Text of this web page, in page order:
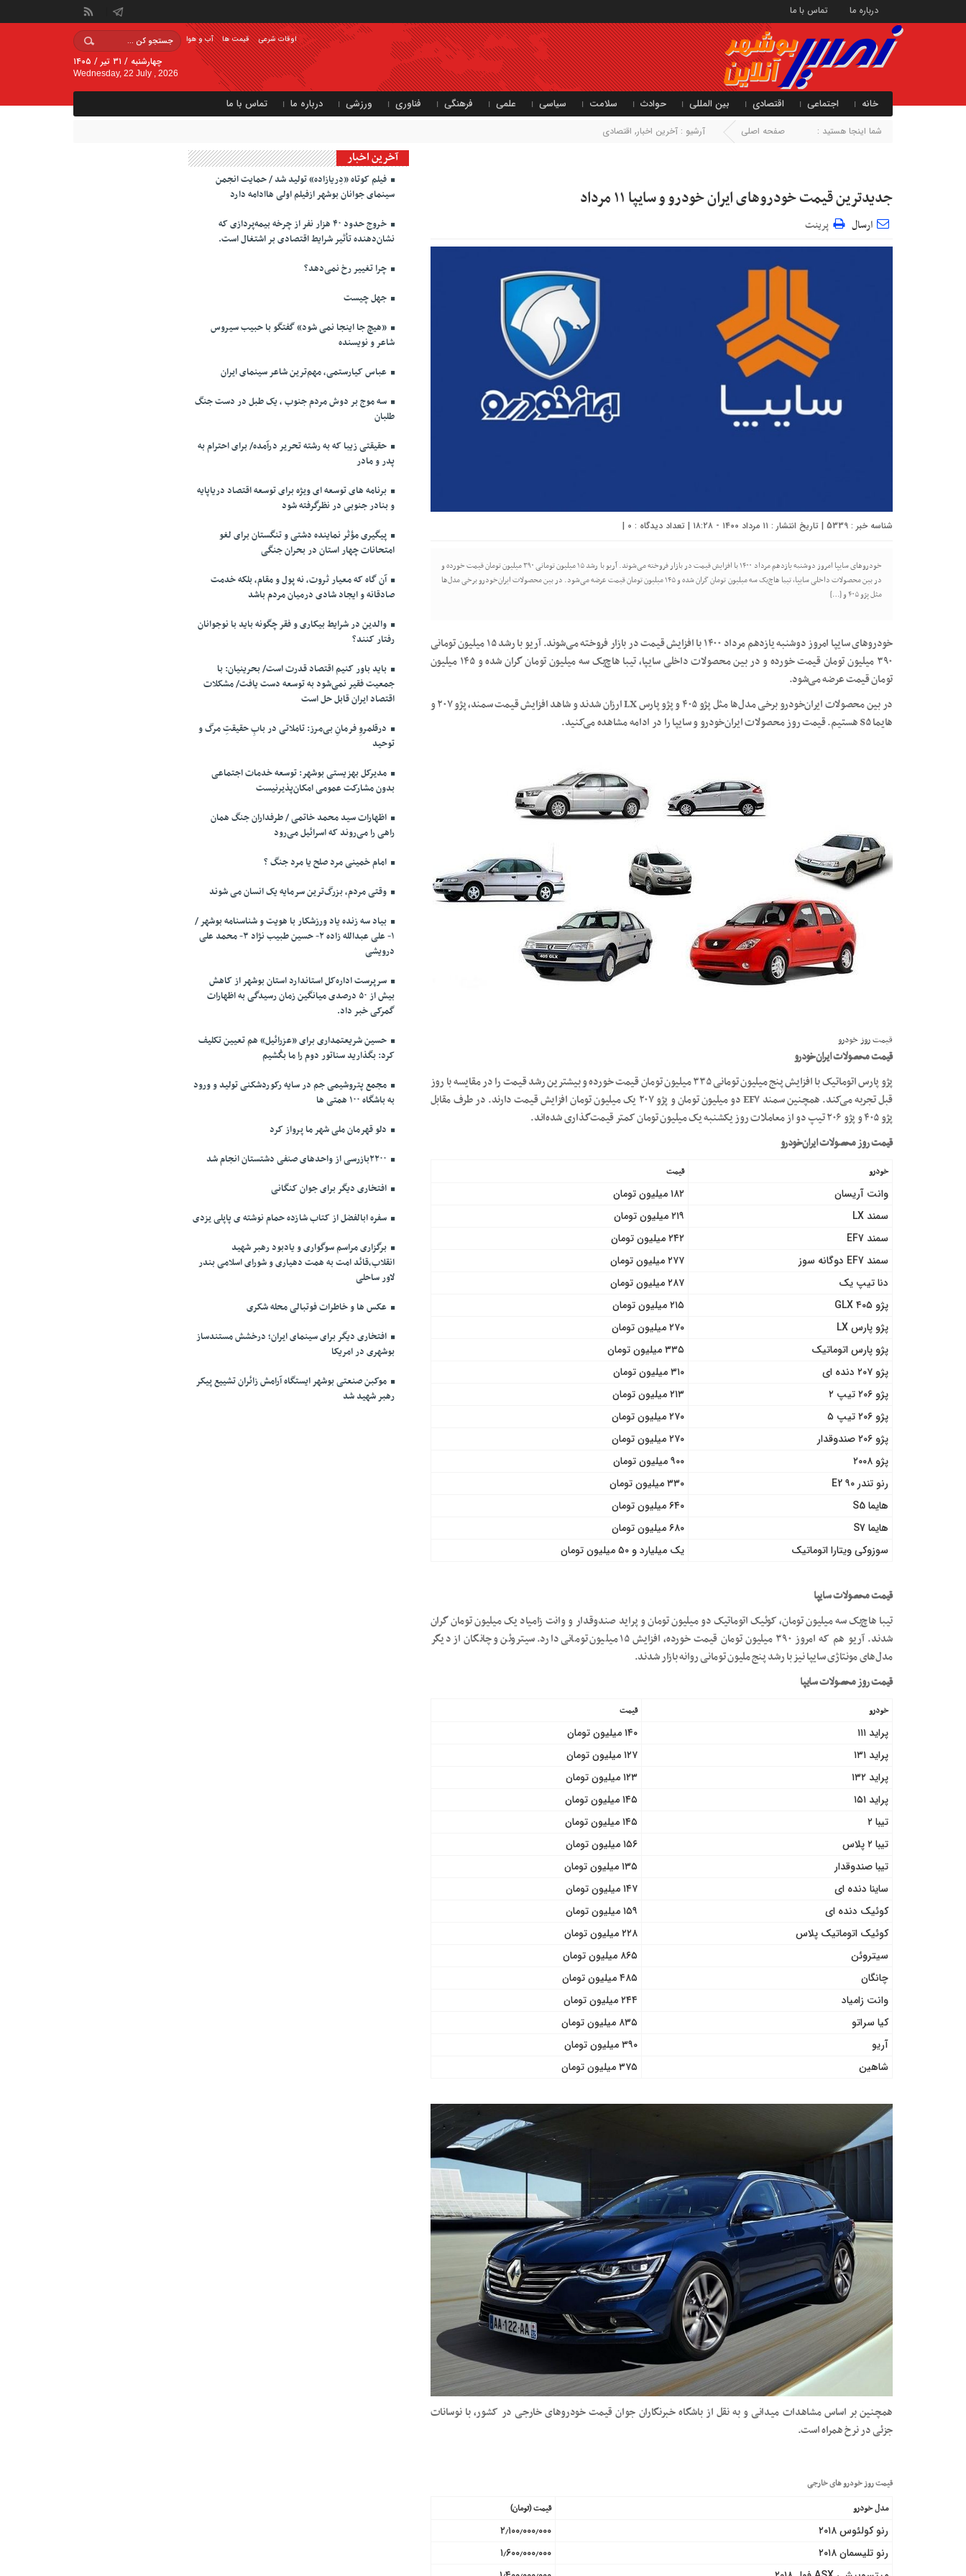
درباره ما تماس با ما
آب و هوا قیمت ها اوقات شرعی
چهارشنبه / ۳۱ تیر / ۱۴۰۵
Wednesday, 22 July , 2026
خانه اجتماعی اقتصادی بین المللی حوادث سلامت سیاسی علمی فرهنگی فناوری ورزشی درباره ما تماس با ما
شما اینجا هستید : صفحه اصلی آرشیو : آخرین اخبار, اقتصادی
جدیدترین قیمت خودروهای ایران خودرو و سایپا ۱۱ مرداد
ارسال پرینت
شناسه خبر : 5339 | تاریخ انتشار : ۱۱ مرداد ۱۴۰۰ - ۱۸:۲۸ | تعداد دیدگاه : 0
|
خودرو‌های سایپا امروز دوشنبه یازدهم مرداد ۱۴۰۰ با افزایش قیمت در بازار فروخته می‌شوند. آریو با رشد ۱۵ میلیون تومانی ۳۹۰ میلیون تومان قیمت خورده و
در بین محصولات داخلی سایپا، تیبا هاچ‌بک سه میلیون تومان گران شده و ۱۴۵ میلیون تومان قیمت عرضه می‌شود. در بین محصولات ایران‌خودرو برخی مدل‌ها
مثل پژو ۴۰۵ و […]
خودرو‌های سایپا امروز دوشنبه یازدهم مرداد ۱۴۰۰ با افزایش قیمت در بازار فروخته می‌شوند. آریو با رشد ۱۵ میلیون تومانی
۳۹۰ میلیون تومان قیمت خورده و در بین محصولات داخلی سایپا، تیبا هاچ‌بک سه میلیون تومان گران شده و ۱۴۵ میلیون
تومان قیمت عرضه می‌شود.
در بین محصولات ایران‌خودرو برخی مدل‌ها مثل پژو ۴۰۵ و پژو پارس LX ارزان شدند و شاهد افزایش قیمت سمند، پژو ۲۰۷ و
هایما S۵ هستیم. قیمت روز محصولات ایران‌خودرو و سایپا را در ادامه مشاهده می‌کنید.
قیمت روز خودرو
قیمت محصولات ایران‌خودرو
پژو پارس اتوماتیک با افزایش پنج میلیون تومانی ۳۳۵ میلیون تومان قیمت خورده و بیشترین رشد قیمت را در مقایسه با روز
قبل تجربه می‌کند. همچنین سمند EF۷ دو میلیون تومان و پژو ۲۰۷ یک میلیون تومان افزایش قیمت دارند. در طرف مقابل
پژو ۴۰۵ و پژو ۲۰۶ تیپ دو از معاملات روز یکشنبه یک میلیون تومان کمتر قیمت‌گذاری شده‌اند.
قیمت روز محصولات ایران‌خودرو
خودرو قیمت
وانت آریسان
۱۸۲ میلیون تومان
سمند LX
۲۱۹ میلیون تومان
سمند EF7
۲۴۲ میلیون تومان
سمند EF7 دوگانه سوز
۲۷۷ میلیون تومان
دنا تیپ یک
۲۸۷ میلیون تومان
پژو ۴۰۵ GLX
۲۱۵ میلیون تومان
پژو پارس LX
۲۷۰ میلیون تومان
پژو پارس اتوماتیک
۳۳۵ میلیون تومان
پژو ۲۰۷ دنده ای
۳۱۰ میلیون تومان
پژو ۲۰۶ تیپ ۲
۲۱۳ میلیون تومان
پژو ۲۰۶ تیپ ۵
۲۷۰ میلیون تومان
پژو ۲۰۶ صندوقدار
۲۷۰ میلیون تومان
پژو ۲۰۰۸
۹۰۰ میلیون تومان
رنو تندر ۹۰ E2
۳۳۰ میلیون تومان
هایما S5
۶۴۰ میلیون تومان
هایما S7
۶۸۰ میلیون تومان
سوزوکی ویتارا اتوماتیک
یک میلیارد و ۵۰ میلیون تومان
قیمت محصولات سایپا
تیبا هاچ‌بک سه میلیون تومان، کوئیک اتوماتیک دو میلیون تومان و پراید صندوقدار و وانت زامیاد یک میلیون تومان گران
شدند. آریو هم که امروز ۳۹۰ میلیون تومان قیمت خورده، افزایش ۱۵ میلیون تومانی دارد. سیتروئن و چانگان از دیگر
مدل‌های مونتاژی سایپا نیز با رشد پنج ملیون تومانی روانه بازار شدند.
قیمت روز محصولات سایپا
خودرو قیمت
پراید ۱۱۱
۱۴۰ میلیون تومان
پراید ۱۳۱
۱۲۷ میلیون تومان
پراید ۱۳۲
۱۲۳ میلیون تومان
پراید ۱۵۱
۱۴۵ میلیون تومان
تیبا ۲
۱۴۵ میلیون تومان
تیبا ۲ پلاس
۱۵۶ میلیون تومان
تیبا صندوقدار
۱۳۵ میلیون تومان
ساینا دنده ای
۱۴۷ میلیون تومان
کوئیک دنده ای
۱۵۹ میلیون تومان
کوئیک اتوماتیک پلاس
۲۲۸ میلیون تومان
سیتروئن
۸۶۵ میلیون تومان
چانگان
۴۸۵ میلیون تومان
وانت زامیاد
۲۴۴ میلیون تومان
کیا سراتو
۸۳۵ میلیون تومان
آریو
۳۹۰ میلیون تومان
شاهین
۳۷۵ میلیون تومان
همچنین بر اساس مشاهدات میدانی و به نقل از باشگاه خبرنگاران جوان قیمت خودرو‌های خارجی در کشور، با نوسانات
جزئی در نرخ همراه است.
قیمت روز خودرو های خارجی
مدل خودرو قیمت (تومان)
رنو کولئوس ۲۰۱۸
۲٫۱۰۰٫۰۰۰٫۰۰۰
رنو تلیسمان ۲۰۱۸
۱٫۶۰۰٫۰۰۰٫۰۰۰
آخرین اخبار
فیلم کوتاه «دِریازاده» تولید شد / حمایت انجمن
سینمای جوانان بوشهر ازفیلم اولی هاادامه دارد
خروج حدود ۴۰ هزار نفر از چرخه بیمه‌پردازی که
نشان‌دهنده تأثیر شرایط اقتصادی بر اشتغال است.
چرا تغییر رخ نمی‌دهد؟
جهل چیست
«هیچ جا اینجا نمی شود» گفتگو با حبیب سیروس
شاعر و نویسنده
عباس کیارستمی، مهم‌ترین شاعر سینمای ایران
سه موج بر دوش مردم جنوب ، یک طبل در دست جنگ
طلبان
حقیقتی زیبا که به رشته تحریر درآمده/ برای احترام به
پدر و مادر
برنامه های توسعه ای ویژه برای توسعه اقتصاد دریاپایه
و بنادر جنوبی در نظرگرفته شود
پیگیری مؤثر نماینده دشتی و تنگستان برای لغو
امتحانات چهار استان در بحران جنگی
آن گاه که معیار ثروت، نه پول و مقام، بلکه خدمت
صادقانه و ایجاد شادی درمیان مردم باشد
والدین در شرایط بیکاری و فقر چگونه باید با نوجوانان
رفتار کنند؟
باید باور کنیم اقتصاد قدرت است/ بحرینیان: با
جمعیت فقیر نمی‌شود به توسعه دست یافت/ مشکلات
اقتصاد ایران قابل حل است
درقلمروِ فرمانِ بی‌مرز: تاملاتی در بابِ حقیقتِ مرگ و
توحید
مدیرکل بهزیستی بوشهر: توسعه خدمات اجتماعی
بدون مشارکت عمومی امکان‌پذیرنیست
اظهارات سید محمد خاتمی / طرفداران جنگ همان
راهی را می‌روند که اسرائیل می‌رود
امام خمینی مرد صلح یا مرد جنگ ؟
وقتی مردم، بزرگ‌ترین سرمایه یک انسان می شوند
بیاد سه زنده یاد ورزشکار با هویت و شناسنامه بوشهر /
۱- علی عبدالله زاده ۲- حسین طبیب نژاد ۳- محمد علی
درویشی
سرپرست اداره‌کل استاندارد استان بوشهر از کاهش
بیش از ۵۰ درصدی میانگین زمان رسیدگی به اظهارات
گمرکی خبر داد.
حسین شریعتمداری برای «عزرائیل» هم تعیین تکلیف
کرد: بگذارید سناتور دوم را ما بکُشیم
مجمع پتروشیمی جم در سایه رکوردشکنی تولید و ورود
به باشگاه ۱۰۰ همتی ها
دلو قهرمان ملی شهر ما پرواز کرد
افتخاری دیگر برای جوان کنگانی
سفره ابالفضل از کتاب شازده حمام نوشته ی پاپلی یزدی
برگزاری مراسم سوگواری و یادبود رهبر شهید
انقلاب،قائد امت به همت دهیاری و شورای اسلامی بندر
لاور ساحلی
عکس ها و خاطرات فوتبالی محله شکری
افتخاری دیگر برای سینمای ایران؛ درخشش مستندساز
بوشهری در امریکا
موکبن صنعتی بوشهر ایستگاه آرامش زائران تشییع پیکر
رهبر شهید شد